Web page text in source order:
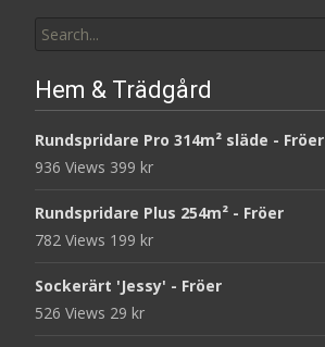
for:
Hem & Trädgård
Rundspridare Pro 314m² släde - Fröer
936 Views 399 kr
Rundspridare Plus 254m² - Fröer
782 Views 199 kr
Sockerärt 'Jessy' - Fröer
526 Views 29 kr